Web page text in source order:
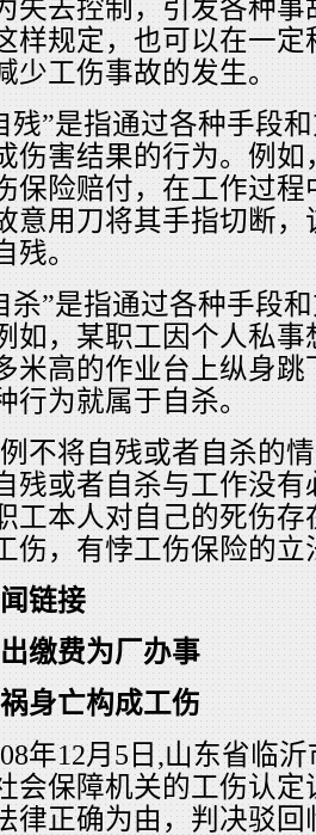
失去控制，引发各种
样规定，也可以在一
少工伤事故的发生。
残”是指通过各种手段
伤害结果的行为。例
保险赔付，在工作过
意用刀将其手指切断
残。
杀”是指通过各种手段
如，某职工因个人私
米高的作业台上纵身
行为就属于自杀。
不将自残或者自杀的
残或者自杀与工作没
工本人对自己的死伤
伤，有悖工伤保险的立
链接
缴费为厂办事
身亡构成工伤
年12月5日,山东省临
会保障机关的工伤认
律正确为由，判决驳